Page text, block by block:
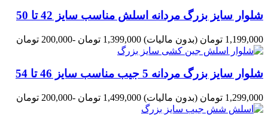
شلوار سایز بزرگ مردانه اسلش مناسب سایز 42 تا 50
1,199,000 تومان (بدون مالیات) 1,399,000 تومان -200,000 تومان
شلوار سایز بزرگ مردانه 5 جیب مناسب سایز 46 تا 54
1,299,000 تومان (بدون مالیات) 1,499,000 تومان -200,000 تومان